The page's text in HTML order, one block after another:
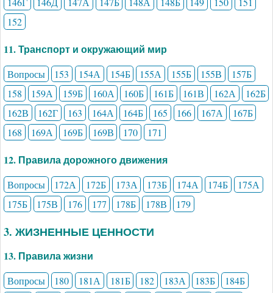
152
11. Транспорт и окружающий мир
Вопросы 153 154А 154Б 155А 155Б 155В
157Б
158
159А 159Б 160А 160Б 161Б 161В 162А
162Б
162В
162Г 163 164А 164Б 165 166 167А
167Б
168
169А 169Б 169В 170 171
12. Правила дорожного движения
Вопросы 172А 172Б 173А 173Б 174А 174Б
175А
175Б
175В 176 177 178Б 178В 179
3. ЖИЗНЕННЫЕ ЦЕННОСТИ
13. Правила жизни
Вопросы 180 181А 181Б 182 183А 183Б
184Б